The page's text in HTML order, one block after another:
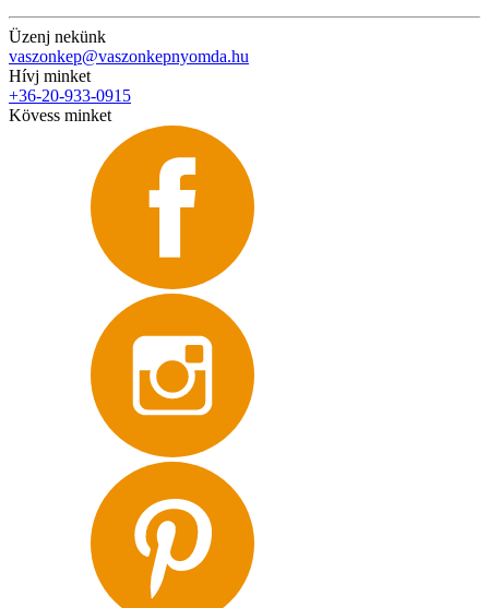
Üzenj nekünk
vaszonkep@vaszonkepnyomda.hu
Hívj minket
+36-20-933-0915
Kövess minket